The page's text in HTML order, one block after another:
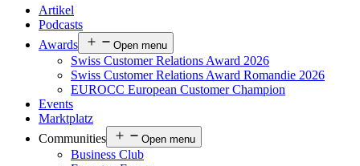
Artikel
Podcasts
Awards
Open menu
Swiss Customer Relations Award 2026
Swiss Customer Relations Award Romandie 2026
EUROCC European Customer Champion
Events
Marktplatz
Communities
Open menu
Business Club